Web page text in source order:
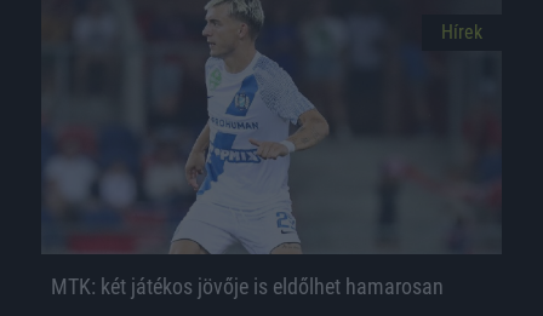
Hírek
MTK: két játékos jövője is eldőlhet hamarosan